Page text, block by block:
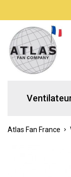
Atlas Fan France